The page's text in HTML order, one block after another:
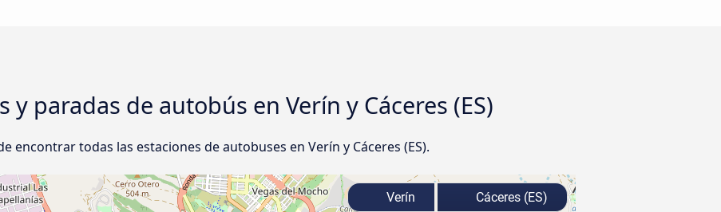
y paradas de autobús en Verín y Cáceres‎‎ (ES)
encontrar todas las estaciones de autobuses en Verín y Cáceres‎‎ (ES).
Verín Cáceres‎‎ (ES)